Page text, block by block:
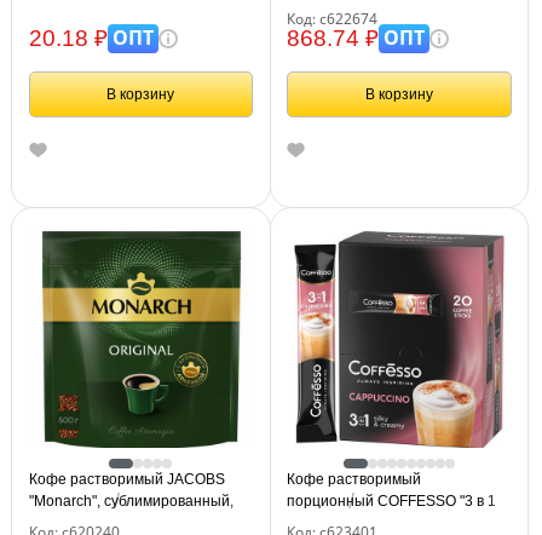
сублимированный
20.18 ₽ОПТ
В корзину
Код: с622674
868.74 ₽ОПТ
В корзину
Кофе растворимый JACOBS
"Monarch", сублимированный,
Кофе растворимый
порционный COFFESSO "3 в 1